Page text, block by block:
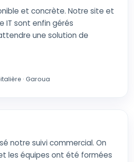
et concrète. Notre site et
IT sont enfin gérés
une solution de
· Garoua
notre suivi commercial. On
les équipes ont été formées